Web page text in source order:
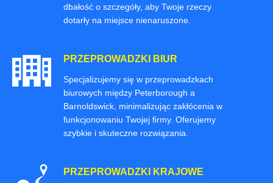
dbałość o szczegóły, aby Twoje rzeczy
dotarły na miejsce nienaruszone.
PRZEPROWADZKI BIUR
Specjalizujemy się w przeprowadzkach
biurowych między Peterborough a
Barnoldswick, minimalizując zakłócenia w
funkcjonowaniu Twojej firmy. Oferujemy
szybkie i skuteczne rozwiązania.
PRZEPROWADZKI KRAJOWE